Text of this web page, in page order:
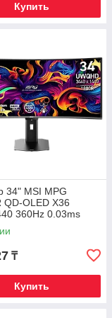
Купить
34" MSI MPG
QD-OLED X36
360Hz 0.03ms
1.5M:1 2xHDMI
C
₸
Купить